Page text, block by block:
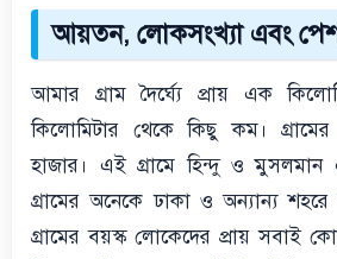
আয়তন, লোকসংখ্যা এবং
আমার গ্রাম দৈর্ঘ্যে প্রায় এক
কিলোমিটার থেকে কিছু কম।
হাজার। এই গ্রামে হিন্দু ও মুসলমান
গ্রামের অনেকে ঢাকা ও অন্যান্য
গ্রামের বয়স্ক লোকেদের প্রায় সবাই